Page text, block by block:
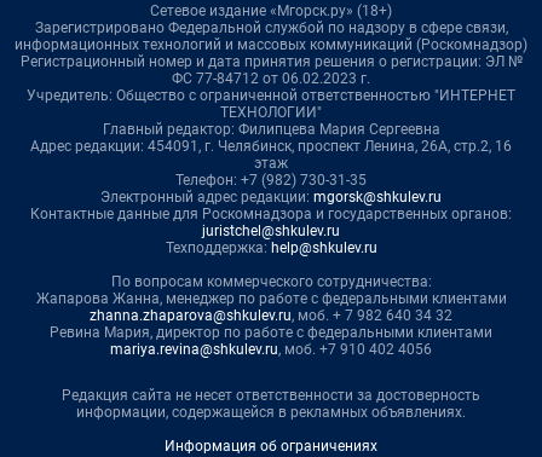
Сетевое издание «Мгорск.ру» (18+)
Зарегистрировано Федеральной службой по надзору в сфере связи,
информационных технологий и массовых коммуникаций (Роскомнадзор)
Регистрационный номер и дата принятия решения о регистрации: ЭЛ №
ФС 77-84712 от 06.02.2023 г.
Учредитель: Общество с ограниченной ответственностью "ИНТЕРНЕТ
ТЕХНОЛОГИИ"
Главный редактор: Филипцева Мария Сергеевна
Адрес редакции: 454091, г. Челябинск, проспект Ленина, 26А, стр.2, 16
этаж
Телефон: +7 (982) 730-31-35
Электронный адрес редакции: mgorsk@shkulev.ru
Контактные данные для Роскомнадзора и государственных органов:
juristchel@shkulev.ru
Техподдержка: help@shkulev.ru
По вопросам коммерческого сотрудничества:
Жапарова Жанна, менеджер по работе с федеральными клиентами
zhanna.zhaparova@shkulev.ru, моб. + 7 982 640 34 32
Ревина Мария, директор по работе с федеральными клиентами
mariya.revina@shkulev.ru, моб. +7 910 402 4056
Редакция сайта не несет ответственности за достоверность
информации, содержащейся в рекламных объявлениях.
Информация об ограничениях